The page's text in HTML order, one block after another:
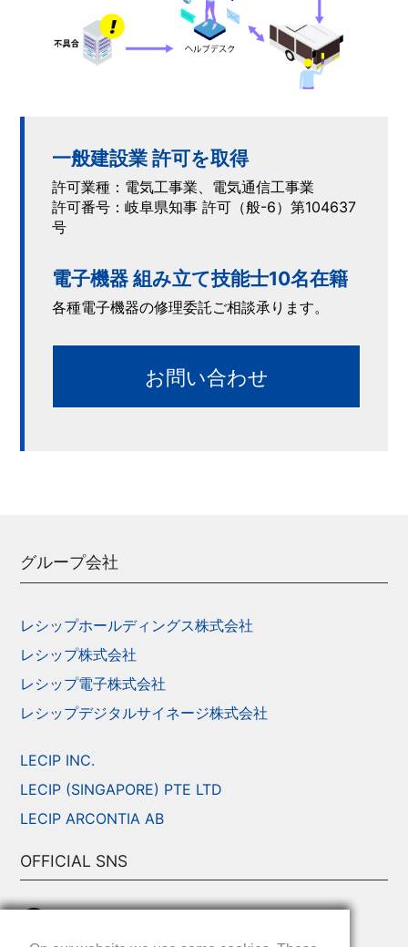
一般建設業 許可を取得
許可業種：電気工事業、電気通信工事業
許可番号：岐阜県知事 許可（般-6）第104637
号
電子機器 組み立て技能士10名在籍
各種電子機器の修理委託ご相談承ります。
お問い合わせ
グループ会社
レシップホールディングス株式会社
レシップ株式会社
レシップ電子株式会社
レシップデジタルサイネージ株式会社
LECIP INC.
LECIP (SINGAPORE) PTE LTD
LECIP ARCONTIA AB
OFFICIAL SNS